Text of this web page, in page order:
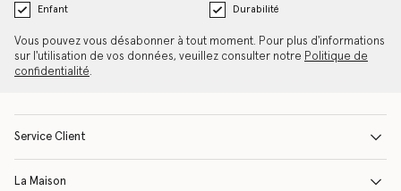
Enfant
Durabilité
Vous pouvez vous désabonner à tout moment. Pour plus d'informations
sur l'utilisation de vos données, veuillez consulter notre Politique de
confidentialité.
Service Client
La Maison